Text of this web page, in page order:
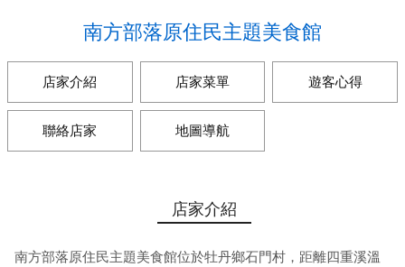
南方部落原住民主題美食館
店家介紹 店家菜單 遊客心得
聯絡店家 地圖導航
店家介紹
南方部落原住民主題美食館位於牡丹鄉石門村，距離四重溪溫